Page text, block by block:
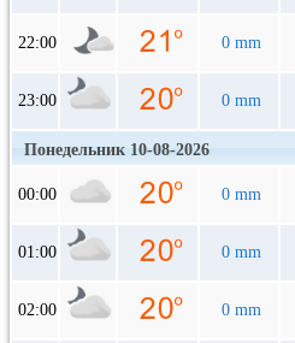
22:00 0 mm
23:00 0 mm
Понедельник 10-08-2026
00:00 0 mm
01:00 0 mm
02:00 0 mm